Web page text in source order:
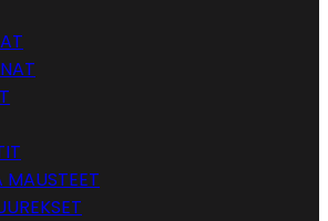
MAUSTEET